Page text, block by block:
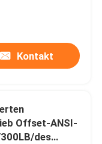
Kontakt
Offset-ANSI-
des